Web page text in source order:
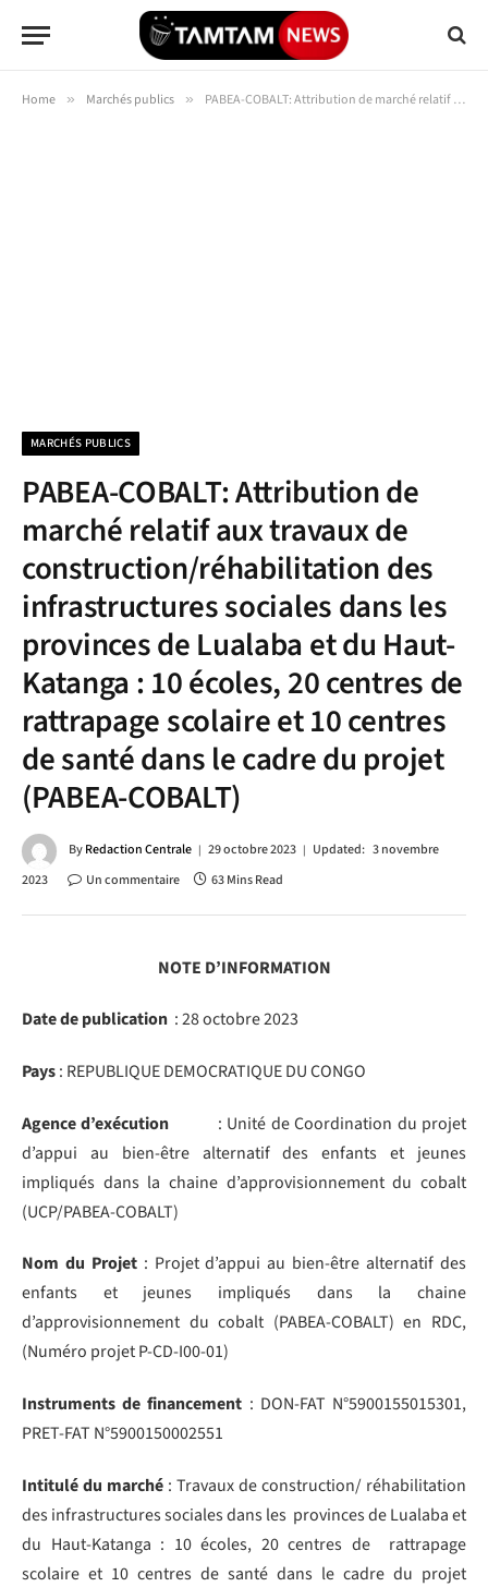
Home » Marchés publics » PABEA-COBALT: Attribution de marché relatif aux travaux de construction/réhabilitation des infrastructures sociales dans les provinces de Lualaba et du Haut-Katanga : 10 écoles, 20 centres de rattrapage scolaire et 10 centres de santé dans le cadre du projet (PABEA-COBALT)
MARCHÉS PUBLICS
PABEA-COBALT: Attribution de
marché relatif aux travaux de
construction/réhabilitation des
infrastructures sociales dans les
provinces de Lualaba et du Haut-
Katanga : 10 écoles, 20 centres de
rattrapage scolaire et 10 centres
de santé dans le cadre du projet
(PABEA-COBALT)
ByRedaction Centrale 29 octobre 2023 Updated: 3 novembre
2023
Un commentaire 63 Mins Read
NOTE D’INFORMATION
Date de publication : 28 octobre 2023
Pays: REPUBLIQUE DEMOCRATIQUE DU CONGO
Agence d’exécution : Unité de Coordination du projet
d’appui au bien-être alternatif des enfants et jeunes
impliqués dans la chaine d’approvisionnement du cobalt
(UCP/PABEA-COBALT)
Nom du Projet: Projet d’appui au bien-être alternatif des
enfants et jeunes impliqués dans la chaine
d’approvisionnement du cobalt (PABEA-COBALT) en RDC,
(Numéro projet P-CD-I00-01)
Instruments de financement : DON-FAT N°5900155015301,
PRET-FAT N°5900150002551
Intitulé du marché : Travaux de construction/ réhabilitation
des infrastructures sociales dans les provinces de Lualaba et
du Haut-Katanga : 10 écoles, 20 centres de rattrapage
scolaire et 10 centres de santé dans le cadre du projet